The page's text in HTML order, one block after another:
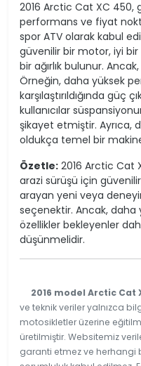
2016 Arctic Cat XC 450,
performans ve fiyat
spor ATV olarak kabul
güvenilir bir motor, iyi
bir ağırlık bulunur.
Örneğin, daha yüksek
karşılaştırıldığında güç
kullanıcılar
şikayet etmiştir. Ayrıca,
oldukça temel bir
Özetle: 2016 Arctic Cat
arazi sürüşü için
arayan yeni veya
seçenektir. Ancak,
özellikler bekleyenler
düşünmelidir.
2016 model Arctic Cat
ve teknik veriler yalnızca
motosikletler üzerine
üretilmiştir. Websitemiz
garanti etmez ve herhangi